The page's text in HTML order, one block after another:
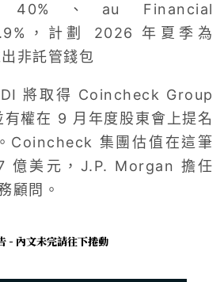
40%、au Financial
，計劃 2026 年夏季為
非託管錢包
將取得 Coincheck Group
權在 9 月年度股東會上提名
Coincheck 集團估值在這筆
億美元，J.P. Morgan 擔任
顧問。
- 內文未完請往下捲動